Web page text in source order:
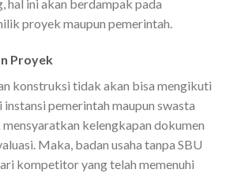
hal ini akan berdampak pada
proyek maupun pemerintah.
Proyek
konstruksi tidak akan bisa mengikuti
pemerintah maupun swasta
kelengkapan dokumen
Maka, badan usaha tanpa SBU
kompetitor yang telah memenuhi